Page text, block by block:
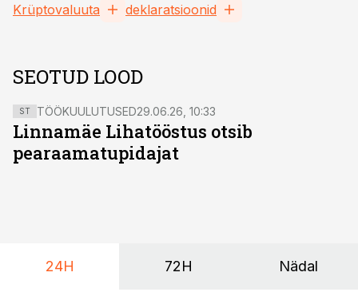
Krüptovaluuta
deklaratsioonid
SEOTUD LOOD
ST TÖÖKUULUTUSED29.06.26, 10:33
Linnamäe Lihatööstus otsib
pearaamatupidajat
24H 72H Nädal